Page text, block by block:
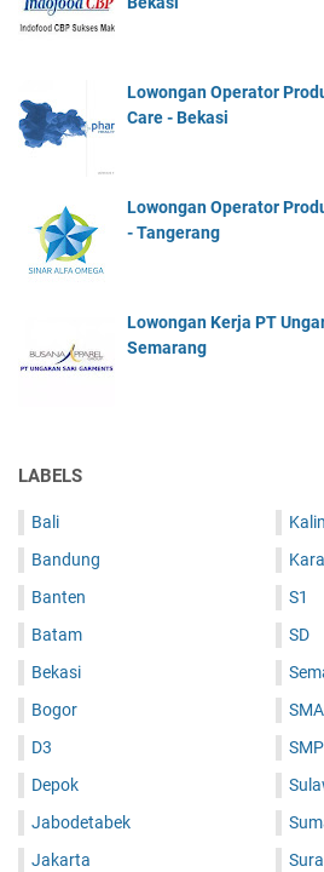
Lowongan Operator
Care - Bekasi
Lowongan Operator
- Tangerang
Lowongan Kerja PT
Semarang
LABELS
Bali
Bandung
Banten
Batam
Bekasi
Bogor
D3
Depok
Jabodetabek
Jakarta
S1
SD
SMP